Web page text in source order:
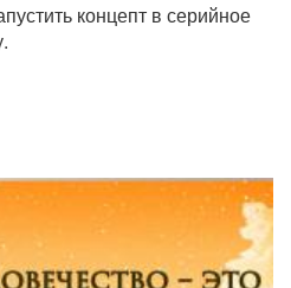
концепт в серийное